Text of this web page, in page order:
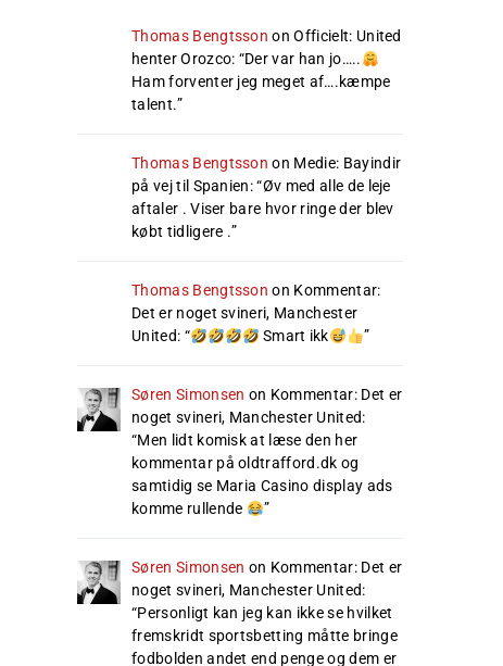
Thomas Bengtsson onOfficielt: United
henter Orozco: “Der var han jo…..
Ham forventer jeg meget af….kæmpe
talent.”
Thomas Bengtsson on Medie: Bayindir
på vej til Spanien: “Øv med alle de leje
aftaler . Viser bare hvor ringe der blev
købt tidligere .”
Thomas Bengtsson on Kommentar:
Det er noget svineri, Manchester
United: “ Smart ikk ”
Søren Simonsen on Kommentar: Det er
noget svineri, Manchester United:
“Men lidt komisk at læse den her
kommentar på oldtrafford.dk og
samtidig se Maria Casino display ads
komme rullende
”
Søren Simonsen on Kommentar: Det er
noget svineri, Manchester United:
“Personligt kan jeg kan ikke se hvilket
fremskridt sportsbetting måtte bringe
fodbolden andet end penge og dem er